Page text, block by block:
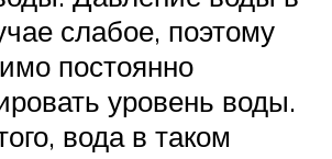
слабое, поэтому
постоянно
уровень воды.
вода в таком